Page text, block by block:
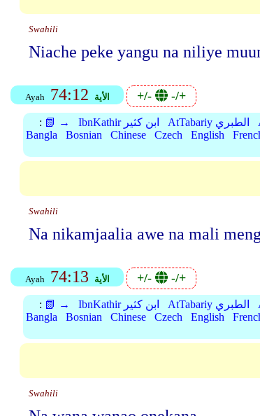
Swahili
Niache peke yangu na niliye
Ayah 74:12 الأية +/- -/+
: 📗 → IbnKathir ابن كثير AtTabariy الطبري
Bangla
Bosnian Chinese Czech English
Swahili
Na nikamjaalia awe na mali
Ayah 74:13 الأية +/- -/+
: 📗 → IbnKathir ابن كثير AtTabariy الطبري
Bangla
Bosnian Chinese Czech English
Swahili